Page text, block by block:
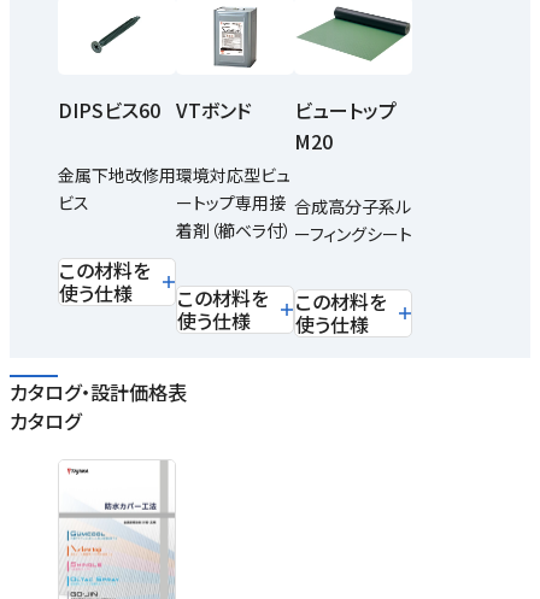
DIPSビス60
金属下地改修用
ビス
この材料を
使う仕様
VTボンド
環境対応型ビュ
ートップ専用接
着剤（櫛ベラ付）
この材料を
使う仕様
ビュートップ
M20
合成高分子系ル
ーフィングシート
この材料を
使う仕様
カタログ・設計価格表
カタログ